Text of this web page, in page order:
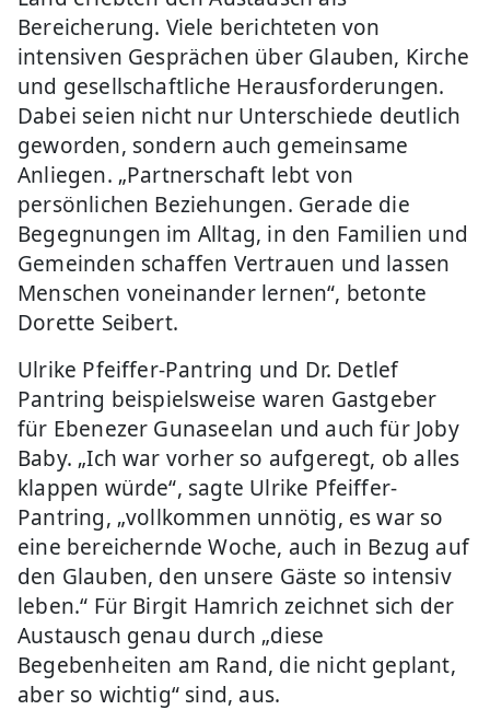
Bereicherung. Viele berichteten von
intensiven Gesprächen über Glauben, Kirche
und gesellschaftliche Herausforderungen.
Dabei seien nicht nur Unterschiede deutlich
geworden, sondern auch gemeinsame
Anliegen. „Partnerschaft lebt von
persönlichen Beziehungen. Gerade die
Begegnungen im Alltag, in den Familien und
Gemeinden schaffen Vertrauen und lassen
Menschen voneinander lernen“, betonte
Dorette Seibert.
Ulrike Pfeiffer-Pantring und Dr. Detlef
Pantring beispielsweise waren Gastgeber
für Ebenezer Gunaseelan und auch für Joby
Baby. „Ich war vorher so aufgeregt, ob alles
klappen würde“, sagte Ulrike Pfeiffer-
Pantring, „vollkommen unnötig, es war so
eine bereichernde Woche, auch in Bezug auf
den Glauben, den unsere Gäste so intensiv
leben.“ Für Birgit Hamrich zeichnet sich der
Austausch genau durch „diese
Begebenheiten am Rand, die nicht geplant,
aber so wichtig“ sind, aus.